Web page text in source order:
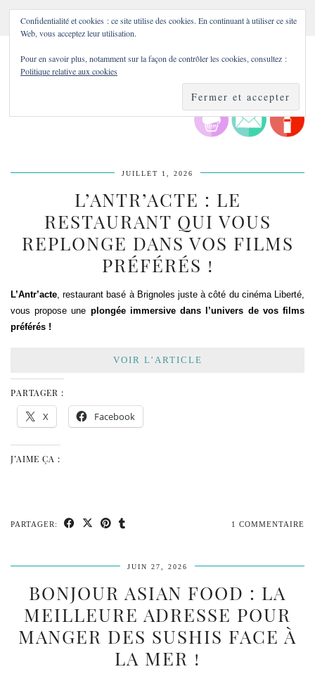
JUILLET 1, 2026
L’ANTR’ACTE : LE
RESTAURANT QUI VOUS
REPLONGE DANS VOS FILMS
PRÉFÉRÉS !
L’Antr’acte , restaurant basé à Brignoles juste à côté du cinéma Liberté,
vous propose une plongée immersive dans l’univers de vos films
préférés !
VOIR L’ARTICLE
PARTAGER :
X Facebook
J’AIME ÇA :
PARTAGER: 1 COMMENTAIRE
JUIN 27, 2026
BONJOUR ASIAN FOOD : LA
MEILLEURE ADRESSE POUR
MANGER DES SUSHIS FACE À
LA MER !
Confidentialité et cookies : ce site utilise des cookies. En continuant à utiliser ce site
Web, vous acceptez leur utilisation.
Pour en savoir plus, notamment sur la façon de contrôler les cookies, consultez :
Politique relative aux cookies